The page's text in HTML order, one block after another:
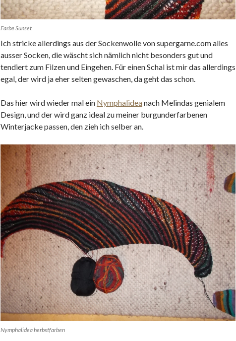
Farbe Sunset
Ich stricke allerdings aus der Sockenwolle von supergarne.com alles
ausser Socken, die wäscht sich nämlich nicht besonders gut und
tendiert zum Filzen und Eingehen. Für einen Schal ist mir das allerdings
egal, der wird ja eher selten gewaschen, da geht das schon.
Das hier wird wieder mal ein Nymphalideanach Melindas genialem
Design, und der wird ganz ideal zu meiner burgunderfarbenen
Winterjacke passen, den zieh ich selber an.
Nymphalidea herbstfarben